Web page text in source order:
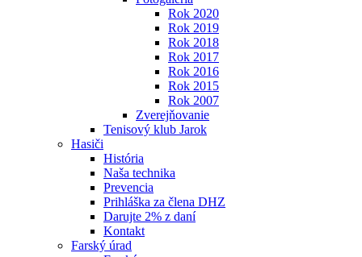
Rok 2020
Rok 2019
Rok 2018
Rok 2017
Rok 2016
Rok 2015
Rok 2007
Zverejňovanie
Tenisový klub Jarok
Hasiči
História
Naša technika
Prevencia
Prihláška za člena DHZ
Darujte 2% z daní
Kontakt
Farský úrad